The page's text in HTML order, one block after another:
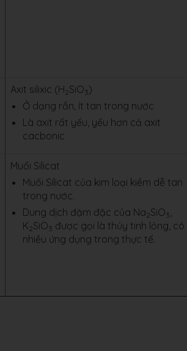
Axit silixic (H2SiO3)
Ở dạng rắn, ít tan trong nước
Là axit rất yếu, yếu hơn cả axit
cacbonic
Muối Silicat
Muối Silicat của kim loại kiềm dễ tan
trong nước.
Dung dịch đậm đặc của Na2SiO3,
K2SiO3 được gọi là thủy tinh lỏng, có
nhiều ứng dụng trong thực tế.